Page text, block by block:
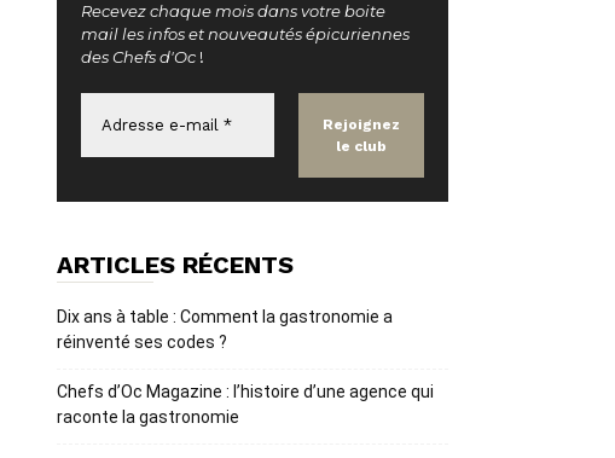
Recevez chaque mois dans votre boite
mail les infos et nouveautés épicuriennes
des Chefs d'Oc !
ARTICLES RÉCENTS
Dix ans à table : Comment la gastronomie a
réinventé ses codes ?
Chefs d’Oc Magazine : l’histoire d’une agence qui
raconte la gastronomie